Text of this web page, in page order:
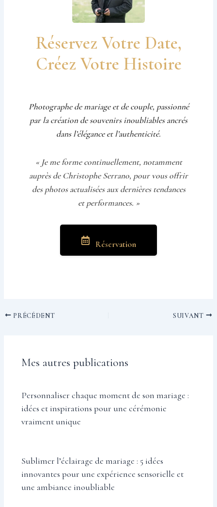
Réservez Votre Date,
Créez Votre Histoire
Photographe de mariage et de couple, passionné
par la création de souvenirs inoubliables ancrés
dans l’élégance et l’authenticité.
« Je me forme continuellement, notamment
auprès de Christophe Serrano, pour vous offrir
des photos actualisées aux dernières tendances
et performances. »
Réservation
PRÉCÉDENT SUIVANT
Mes autres publications
Personnaliser chaque moment de son mariage :
idées et inspirations pour une cérémonie
vraiment unique
Sublimer l’éclairage de mariage : 5 idées
innovantes pour une expérience sensorielle et
une ambiance inoubliable